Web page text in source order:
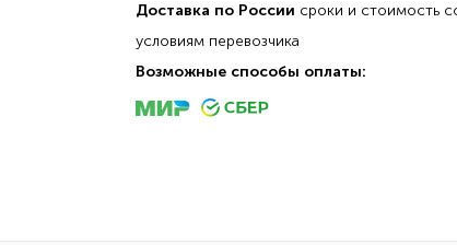
Доставка по России сроки и стоимость
условиям перевозчика
Возможные способы оплаты: